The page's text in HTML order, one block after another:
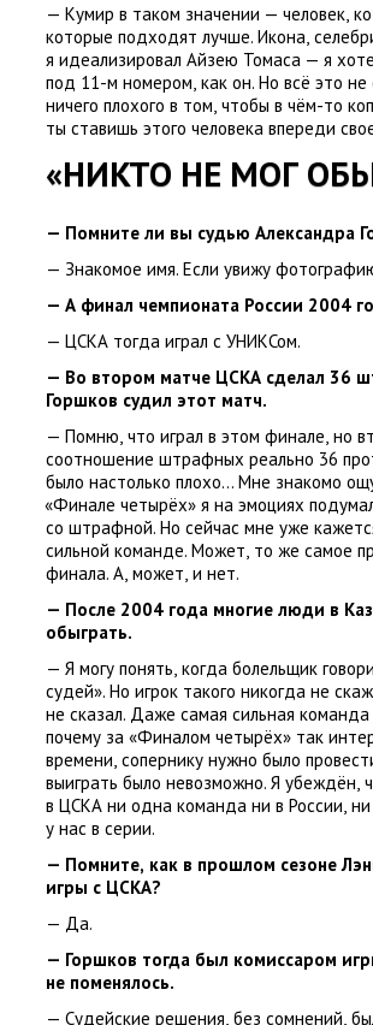
— Кумир в таком значении — человек,
которые подходят лучше. Икона,
я идеализировал Айзею Томаса — я
под 11-м номером, как он. Но всё это не
ничего плохого в том, чтобы в чём-то
ты ставишь этого человека впереди
«НИКТО НЕ МОГ
— Помните ли вы судью Александра
— Знакомое имя. Если увижу
— А финал чемпионата России 2004
— ЦСКА тогда играл с УНИКСом.
— Во втором матче ЦСКА сделал 36
Горшков судил этот матч.
— Помню, что играл в этом финале, но
соотношение штрафных реально 36
было настолько плохо… Мне знакомо
«Финале четырёх» я на эмоциях
со штрафной. Но сейчас мне уже
сильной команде. Может, то же самое
финала. А, может, и нет.
— После 2004 года многие люди в
обыграть.
— Я могу понять, когда болельщик
судей». Но игрок такого никогда не
не сказал. Даже самая сильная
почему за «Финалом четырёх» так
времени, сопернику нужно было
выиграть было невозможно. Я убеждён,
в ЦСКА ни одна команда ни в России,
у нас в серии.
— Помните, как в прошлом сезоне
игры с ЦСКА?
— Да.
— Горшков тогда был комиссаром
не поменялось.
— Судейские решения, без сомнений,